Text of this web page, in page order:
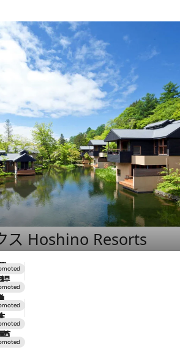
ス Hoshino Resorts
味